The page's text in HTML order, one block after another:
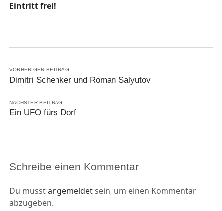
Eintritt frei!
VORHERIGER BEITRAG
Dimitri Schenker und Roman Salyutov
NÄCHSTER BEITRAG
Ein UFO fürs Dorf
Schreibe einen Kommentar
Du musstangemeldetsein, um einen Kommentar
abzugeben.